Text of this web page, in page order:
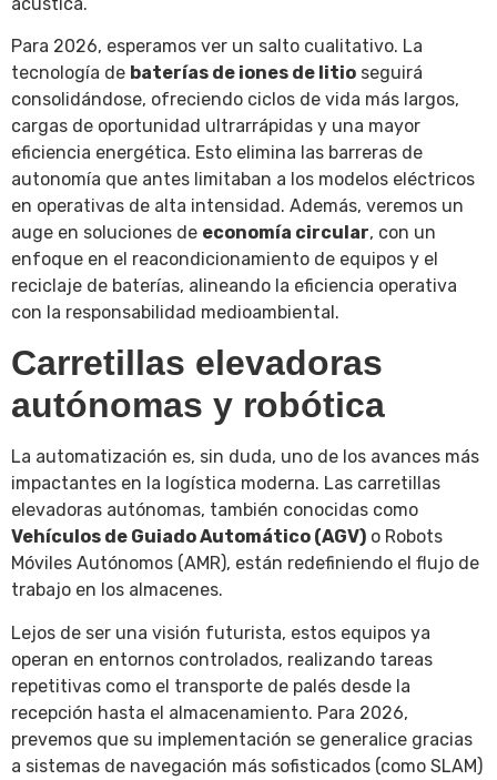
Para 2026, esperamos ver un salto cualitativo. La
tecnología de baterías de iones de litio seguirá
consolidándose, ofreciendo ciclos de vida más largos,
cargas de oportunidad ultrarrápidas y una mayor
eficiencia energética. Esto elimina las barreras de
autonomía que antes limitaban a los modelos eléctricos
en operativas de alta intensidad. Además, veremos un
auge en soluciones de economía circular, con un
enfoque en el reacondicionamiento de equipos y el
reciclaje de baterías, alineando la eficiencia operativa
con la responsabilidad medioambiental.
Carretillas elevadoras
autónomas y robótica
La automatización es, sin duda, uno de los avances más
impactantes en la logística moderna. Las carretillas
elevadoras autónomas, también conocidas como
Vehículos de Guiado Automático (AGV) o Robots
Móviles Autónomos (AMR), están redefiniendo el flujo de
trabajo en los almacenes.
Lejos de ser una visión futurista, estos equipos ya
operan en entornos controlados, realizando tareas
repetitivas como el transporte de palés desde la
recepción hasta el almacenamiento. Para 2026,
prevemos que su implementación se generalice gracias
a sistemas de navegación más sofisticados (como SLAM)